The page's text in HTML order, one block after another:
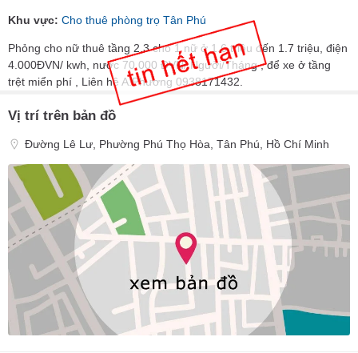
Khu vực: Cho thuê phòng trọ Tân Phú
Phỏng cho nữ thuê tầng 2,3 cho 1 nữ ở 1.6 triệu đến 1.7 triệu, điện
4.000ĐVN/ kwh, nước 70.000 ĐVN/ Người/Tháng , để xe ở tầng
trệt miển phí , Liên hệ A.Phương 0938171432.
Vị trí trên bản đồ
Đường Lê Lư, Phường Phú Thọ Hòa, Tân Phú, Hồ Chí Minh